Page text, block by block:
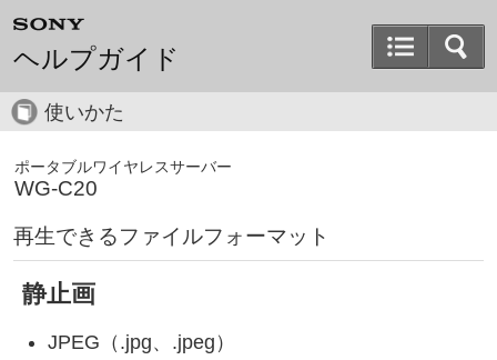
ヘルプガイド
使いかた
ポータブルワイヤレスサーバー
WG-C20
再生できるファイルフォーマット
静止画
JPEG（.jpg、.jpeg）